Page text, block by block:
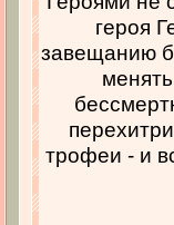
героя
завещанию
трофеи - и